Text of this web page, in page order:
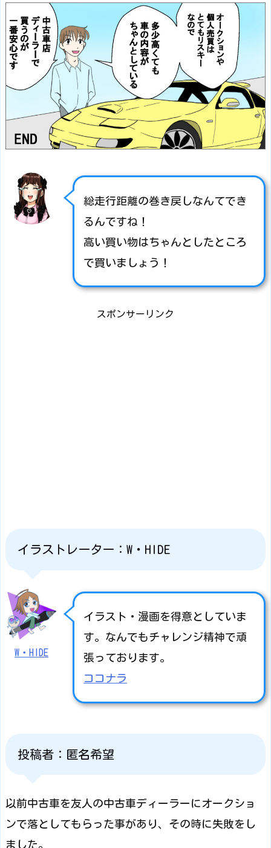
総走行距離の巻き戻しなんてでき
るんですね！
高い買い物はちゃんとしたところ
で買いましょう！
スポンサーリンク
イラストレーター：W・HIDE
W・HIDE
イラスト・漫画を得意としていま
す。なんでもチャレンジ精神で頑
張っております。
ココナラ
投稿者：匿名希望
以前中古車を友人の中古車ディーラーにオークショ
ンで落としてもらった事があり、その時に失敗をし
ました。